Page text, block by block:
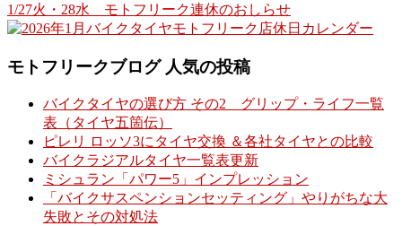
1/27火・28水 モトフリーク連休のおしらせ
モトフリークブログ 人気の投稿
バイクタイヤの選び方 その2 グリップ・ライフ一覧
表（タイヤ五箇伝）
ピレリ ロッソ3にタイヤ交換 ＆各社タイヤとの比較
バイクラジアルタイヤ一覧表更新
ミシュラン「パワー5」インプレッション
「バイクサスペンションセッティング」やりがちな大
失敗とその対処法